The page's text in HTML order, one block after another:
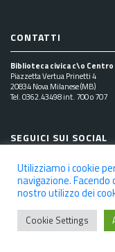
CONTATTI
Biblioteca civica c\o
Piazzetta Vertua Prinetti 4
20834 Nova Milanese (MB)
Tel. 0362.43498 int. 700 o 707
SEGUICI SUI SOCIAL
DICHIARAZIONE DI
Utilizziamo i cookie
navigazione.
nostro utilizzo dei
Cookie Settings